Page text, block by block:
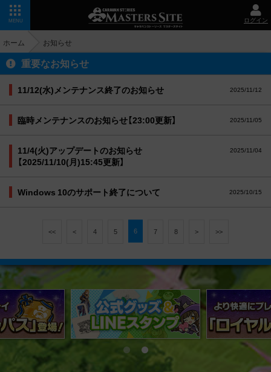
MENU ログイン
ホーム お知らせ
重要なお知らせ
11/12(水)メンテナンス終了のお知らせ 2025/11/12
臨時メンテナンスのお知らせ【23:00更新】 2025/11/05
11/4(火)アップデートのお知らせ
【2025/11/10(月)15:45更新】
2025/11/04
Windows 10のサポート終了について 2025/10/15
<< < 4 5 6 7 8 > >>